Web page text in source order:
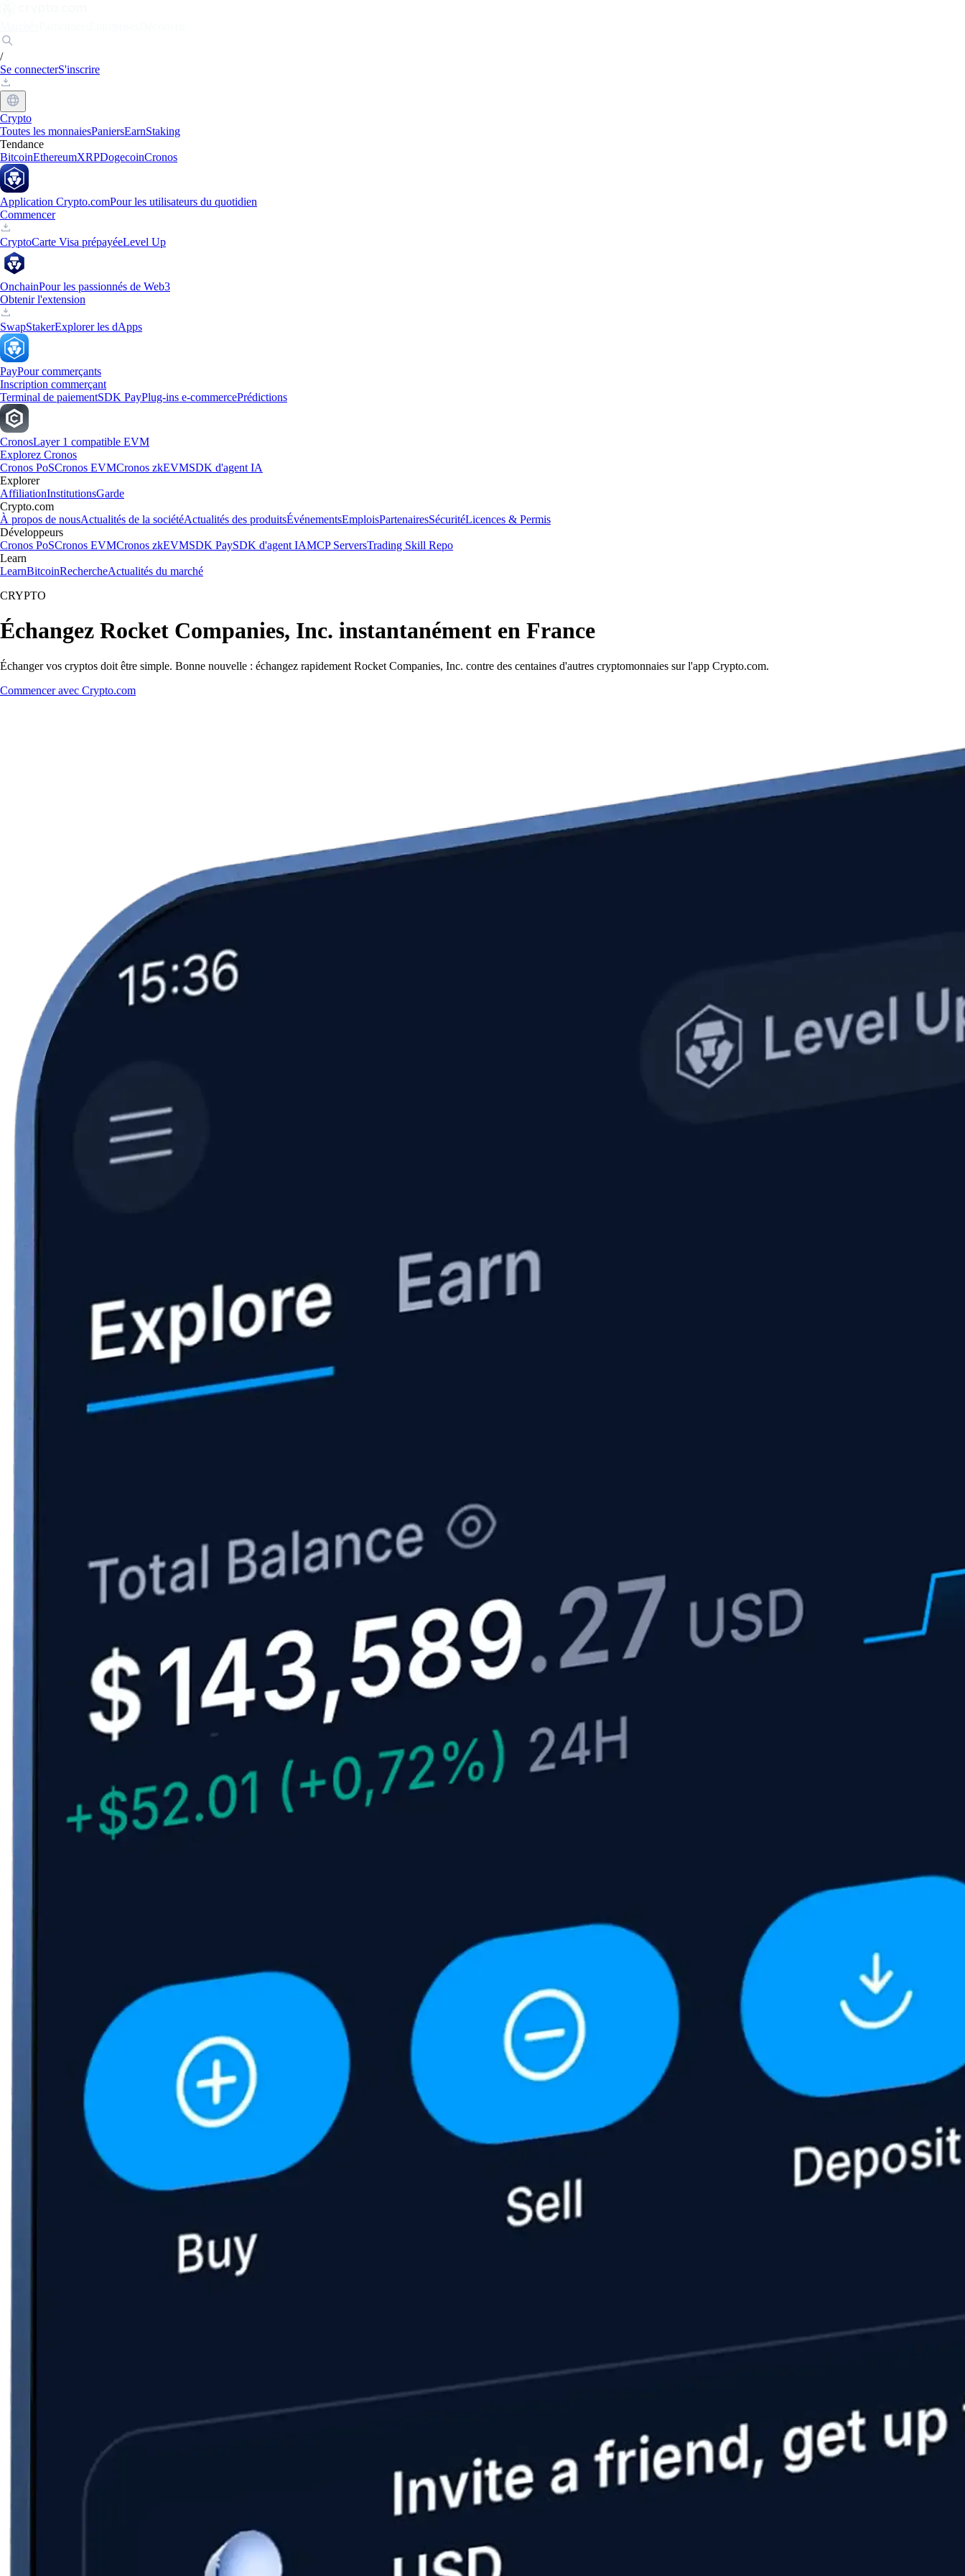
/
Se connecterS'inscrire
Crypto
Toutes les monnaiesPaniersEarnStaking
Tendance
BitcoinEthereumXRPDogecoinCronos
Application Crypto.comPour les utilisateurs du quotidien
Commencer
CryptoCarte Visa prépayéeLevel Up
OnchainPour les passionnés de Web3
Obtenir l'extension
SwapStakerExplorer les dApps
PayPour commerçants
Inscription commerçant
Terminal de paiementSDK PayPlug-ins e-commercePrédictions
CronosLayer 1 compatible EVM
Explorez Cronos
Cronos PoSCronos EVMCronos zkEVMSDK d'agent IA
Explorer
AffiliationInstitutionsGarde
Crypto.com
À propos de nousActualités de la sociétéActualités des produitsÉvénementsEmploisPartenairesSécuritéLicences & Permis
Développeurs
Cronos PoSCronos EVMCronos zkEVMSDK PaySDK d'agent IAMCP ServersTrading Skill Repo
Learn
LearnBitcoinRechercheActualités du marché
CRYPTO
Échangez Rocket Companies, Inc. instantanément en France
Échanger vos cryptos doit être simple. Bonne nouvelle : échangez rapidement Rocket Companies, Inc. contre des centaines d'autres cryptomonnaies sur l'app Crypto.com.
Commencer avec Crypto.com